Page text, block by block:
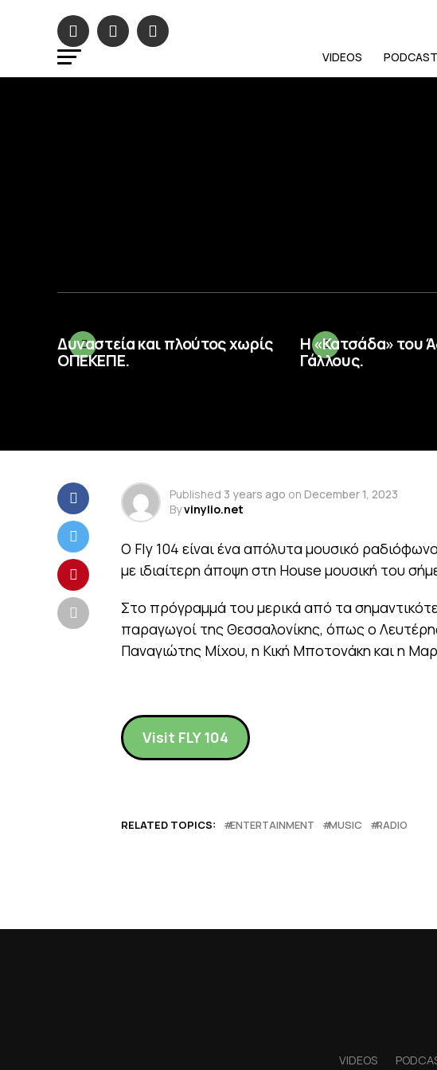
VIDEOS
Δυναστεία και πλούτος χωρίς
ΟΠΕΚΕΠΕ.
Η «Κατσάδα» του
Γάλλους.
Published 3 years ago on December 1, 2023
Byvinylio.net
Ο Fly 104 είναι ένα απόλυτα μουσικό
με ιδιαίτερη άποψη στη House μουσική του
Στο πρόγραμμά του μερικά από τα
παραγωγοί της Θεσσαλονίκης, όπως ο
Παναγιώτης Μίχου, η Κική Μποτονάκη και η
Visit FLY 104
RELATED TOPICS: ENTERTAINMENT MUSIC RADIO
VIDEOS